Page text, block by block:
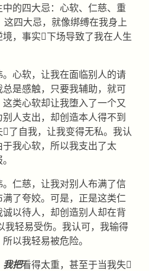
的四大忌：心软、仁慈、重
四大忌，就像绑缚在我身上
，事实下场导致了我在人生
心软，让我在面临别人的请
是感触，只要我辅助，就可
类心软却让我堕入了一个又
人支出，却创造本人得不到
了自我，让我变得无私。我认
我心软，所以我支出了太
仁慈，让我对别人布满了信
了夸姣。可是，正是这类仁
以待人，却创造别人却在背
我轻易受伤。我认可，我输得
以我轻易被危险。
我把看得太重，甚至于当我失